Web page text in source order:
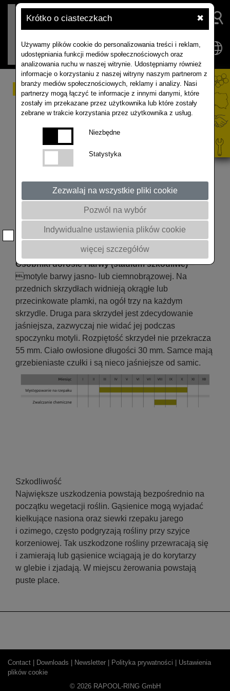
Krótko o ciasteczkach ✖
Używamy plików cookie do personalizowania treści i reklam,
udostępniania funkcji mediów społecznościowych oraz
analizowania ruchu w naszej witrynie. Udostępniamy również
informacje o korzystaniu z naszej witryny naszym partnerom z
branży mediów społecznościowych, reklamy i analizy. Nasi
partnerzy mogą łączyć te informacje z innymi danymi, które
zostały im przekazane przez użytkownika lub które zostały
zebrane w trakcie korzystania przez użytkownika z usług.
Niezbędne
Statystyka
Zezwalaj na wszystkie pliki cookie
Pozwól na wybór
Indywidualne ustawienia plików cookie
więcej szczegółów
Rolnice (Agrotinae)
Jajo– półkoliste, o żeberkowanej powierzchni,
długości ok. 0,6 mm. Początkowo jasne mlecznobiałe,
Gąsienica (stadium szkodliwe)
mm. Początkowo jest żółtozielona, po kolejnych
woskowym połyskiem. Ma miękkie, delikatne ciało
i twardą głowę, trzy pary odnóży tułowiowych oraz pięć
par odwłokowych. Zaniepokojona zwija się spiralnie.
Na jej ciele widnieją czarne punkty lub ciemne smugi.
Poczwarka– typu zamkniętego, ciemnobrązowa lub
bordowa, wielkości 20–25 mm.
Osobniki dorosłe i larwy (stadium szkodliwe)–
motyle barwy jasno- lub ciemnobrązowej. Na
przednich skrzydłach widnieją okrągłe lub
przecinkowate plamki, na ogół trzy na każdym
skrzydle. Druga para skrzydeł jest zdecydowanie
jaśniejsza, zazwyczaj nie widać jej podczas
spoczynku motyli. Rozpiętość skrzydeł nie przekracza
55 mm. Ciało owłosione długości 30 mm. Samce mają
grzebieniaste czułki i są nieco jaśniejsze od samic.
Szkodliwość
Największe uszkodzenia powstają bezpośrednio na
początku wegetacji roślin. Gąsienice mogą wyjadać
kiełkujące nasiona oraz siewki rzepaku jarego
i ozimego, często podgryzają rośliny przy szyjce
korzeniowej. Tak uszkodzone rośliny przewracają się
i zamierają lub gąsienice wciągają je do korytarzy
w glebie i zjadają. W miejscu żerowania powstają
puste place.
Contact | Downloads | Newsletter | Polityka prywatności | Ustawienia
plików cookie
© 2026 RAPOOL-RING GmbH